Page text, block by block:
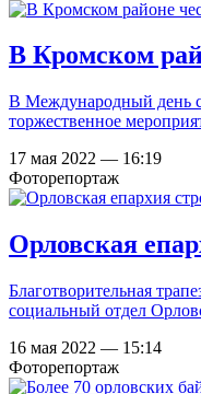
В Кромском
В Международный день
торжественное
17 мая 2022 — 16:19
Фоторепортаж
Орловская
Благотворительная
социальный отдел
16 мая 2022 — 15:14
Фоторепортаж